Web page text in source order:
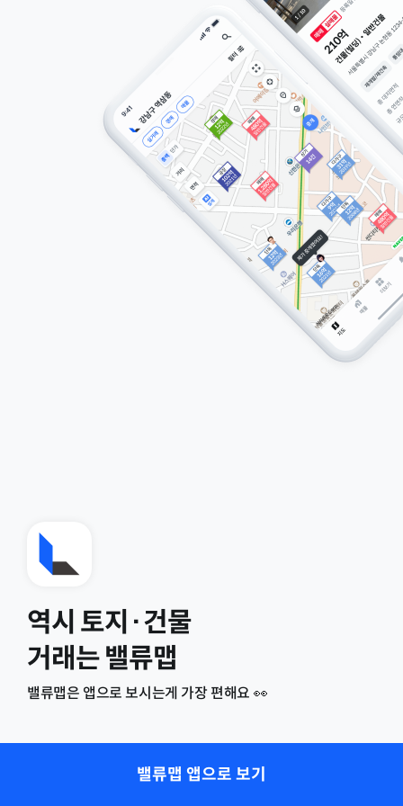
역시 토지·건물
거래는 밸류맵
밸류맵은 앱으로 보시는게 가장 편해요 👀
밸류맵 앱으로 보기